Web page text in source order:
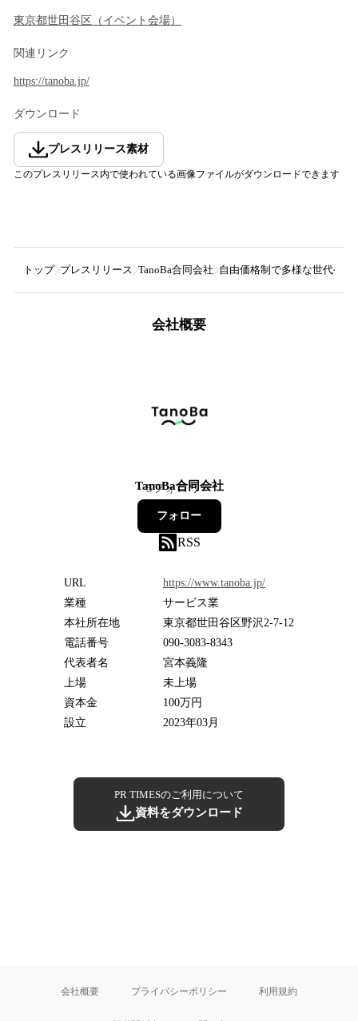
東京都世田谷区 （ イベント会場）
関連リンク
https://tanoba.jp/
ダウンロード
プレスリリース素材
このプレスリリース内で使われている画像ファイルがダウンロードできます
トップ プレスリリース TanoBa合同会社 自由価格制で多様な世代や
会社概要
TanoBa合同会社
5フォロワー
フォロー
RSS
URL
https://www.tanoba.jp/
業種
サービス業
本社所在地
東京都世田谷区野沢2-7-12
電話番号
090-3083-8343
代表者名
宮本義隆
上場
未上場
資本金
100万円
設立
2023年03月
PR TIMESのご利用について
資料をダウンロード
会社概要 プライバシーポリシー 利用規約